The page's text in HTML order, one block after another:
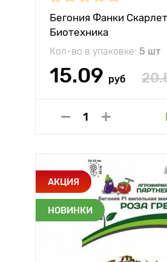
Бегония Фанки Скарлет
Биотехника
Кол-во в упаковке: 5 шт
15.09 руб
АКЦИЯ
НОВИНКИ